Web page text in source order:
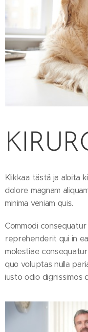
Klikkaa tästä ja aloita
dolore magnam
minima veniam quis.
Commodi
reprehenderit qui in
molestiae
quo voluptas nulla
iusto odio dignissimos